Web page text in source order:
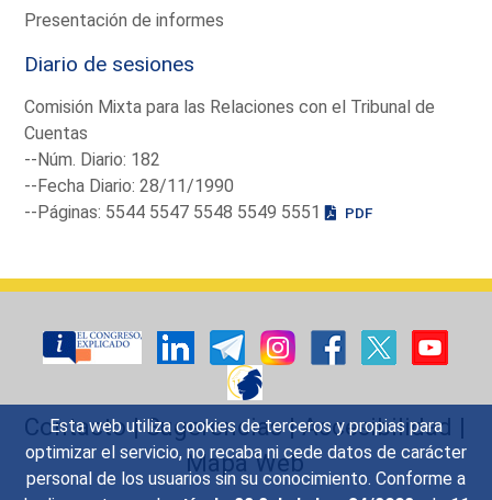
Esta web utiliza cookies de terceros y propias para
optimizar el servicio, no recaba ni cede datos de carácter
personal de los usuarios sin su conocimiento. Conforme a
Presentación de informes
Diario de sesiones
Comisión Mixta para las Relaciones con el Tribunal de
Cuentas
--Núm. Diario: 182
--Fecha Diario: 28/11/1990
--Páginas: 5544 5547 5548 5549 5551
PDF
Contacto|Sugerencias|Accesibilidad |
Mapa Web